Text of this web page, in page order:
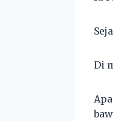
Di